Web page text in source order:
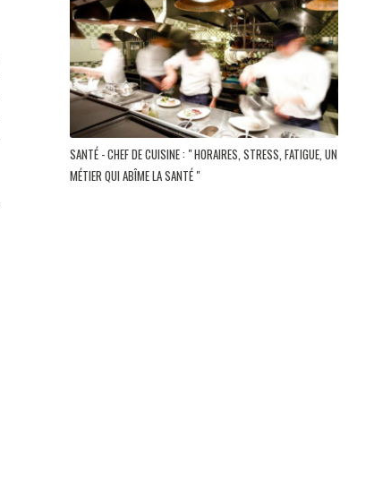
SANTÉ - CHEF DE CUISINE : " HORAIRES, STRESS, FATIGUE, UN
MÉTIER QUI ABÎME LA SANTÉ "